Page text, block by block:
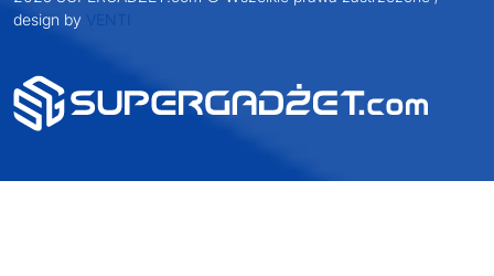
design byVENTI